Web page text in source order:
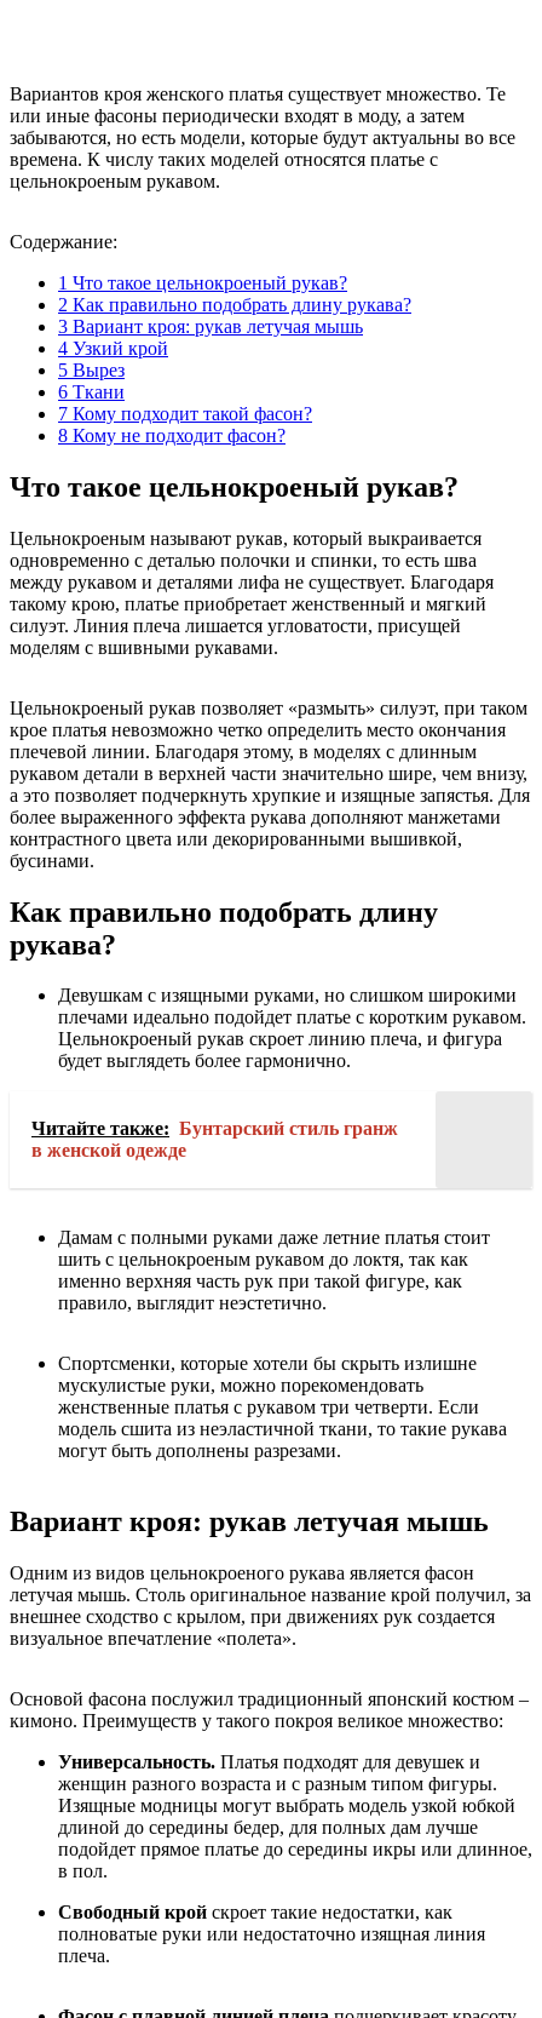
Вариантов кроя женского платья существует множество. Те
или иные фасоны периодически входят в моду, а затем
забываются, но есть модели, которые будут актуальны во все
времена. К числу таких моделей относятся платье с
цельнокроеным рукавом.
Содержание:
1 Что такое цельнокроеный рукав?
2 Как правильно подобрать длину рукава?
3 Вариант кроя: рукав летучая мышь
4 Узкий крой
5 Вырез
6 Ткани
7 Кому подходит такой фасон?
8 Кому не подходит фасон?
Что такое цельнокроеный рукав?
Цельнокроеным называют рукав, который выкраивается
одновременно с деталью полочки и спинки, то есть шва
между рукавом и деталями лифа не существует. Благодаря
такому крою, платье приобретает женственный и мягкий
силуэт. Линия плеча лишается угловатости, присущей
моделям с вшивными рукавами.
Цельнокроеный рукав позволяет «размыть» силуэт, при таком
крое платья невозможно четко определить место окончания
плечевой линии. Благодаря этому, в моделях с длинным
рукавом детали в верхней части значительно шире, чем внизу,
а это позволяет подчеркнуть хрупкие и изящные запястья. Для
более выраженного эффекта рукава дополняют манжетами
контрастного цвета или декорированными вышивкой,
бусинами.
Как правильно подобрать длину
рукава?
Девушкам с изящными руками, но слишком широкими
плечами идеально подойдет платье с коротким рукавом.
Цельнокроеный рукав скроет линию плеча, и фигура
будет выглядеть более гармонично.
Читайте также: Бунтарский стиль гранж
в женской одежде
Дамам с полными руками даже летние платья стоит
шить с цельнокроеным рукавом до локтя, так как
именно верхняя часть рук при такой фигуре, как
правило, выглядит неэстетично.
Спортсменки, которые хотели бы скрыть излишне
мускулистые руки, можно порекомендовать
женственные платья с рукавом три четверти. Если
модель сшита из неэластичной ткани, то такие рукава
могут быть дополнены разрезами.
Вариант кроя: рукав летучая мышь
Одним из видов цельнокроеного рукава является фасон
летучая мышь. Столь оригинальное название крой получил, за
внешнее сходство с крылом, при движениях рук создается
визуальное впечатление «полета».
Основой фасона послужил традиционный японский костюм –
кимоно. Преимуществ у такого покроя великое множество:
Универсальность. Платья подходят для девушек и
женщин разного возраста и с разным типом фигуры.
Изящные модницы могут выбрать модель узкой юбкой
длиной до середины бедер, для полных дам лучше
подойдет прямое платье до середины икры или длинное,
в пол.
Свободный крой скроет такие недостатки, как
полноватые руки или недостаточно изящная линия
плеча.